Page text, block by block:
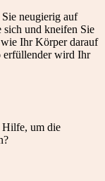
neugierig auf
sich und kneifen Sie
wie Ihr Körper darauf
erfüllender wird Ihr
Hilfe, um die